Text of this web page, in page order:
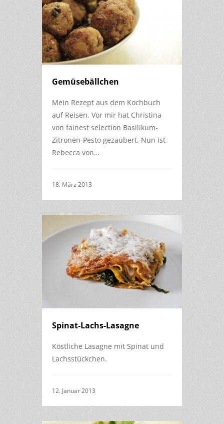
Gemüsebällchen
Mein Rezept aus dem Kochbuch
auf Reisen. Vor mir hat Christina
von fainest selection Basilikum-
Zitronen-Pesto gezaubert. Nun ist
Rebecca von…
18. März 2013
Spinat-Lachs-Lasagne
Köstliche Lasagne mit Spinat und
Lachsstückchen.
12. Januar 2013